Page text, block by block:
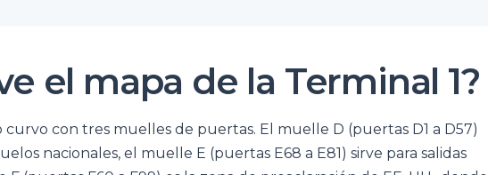
el mapa de la Terminal 1?
curvo con tres muelles de puertas. El muelle D (puertas D1 a D57)
nacionales, el muelle E (puertas E68 a E81) sirve para salidas